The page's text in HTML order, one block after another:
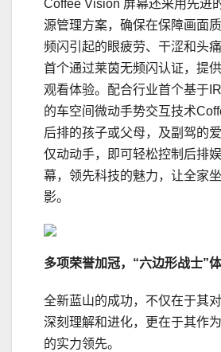
Coffee Vision 屏幕还采用先进
源管理方案，确保在保障画面
频闪引起的眼疲劳、干涩和头
首个通过莱茵无频闪认证，提
观看体验。配合行业首个基于
的车空间微动手势交互技术
后排的孩子或父母，及副驾的
仅动动手，即可轻松控制后排
幕，领先科技的魅力，让全家
影。
多项荣誉加冠，“六边形战士”
全新蓝山的成功，不仅在于其
深刻理解和进化，更在于其作
的实力领先。